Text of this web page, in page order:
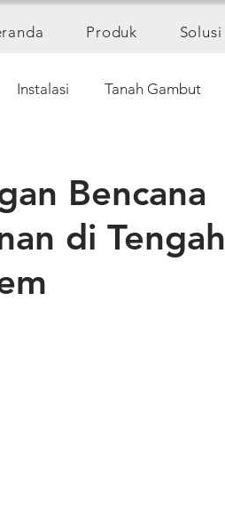
Produk Solusi
Instalasi Tanah Gambut
Bencana
di Tengah